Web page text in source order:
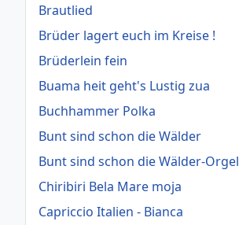
Brautlied
Brüder lagert euch im Kreise !
Brüderlein fein
Buama heit geht's Lustig zua
Buchhammer Polka
Bunt sind schon die Wälder
Bunt sind schon die Wälder-Orgel
Chiribiri Bela Mare moja
Capriccio Italien - Bianca